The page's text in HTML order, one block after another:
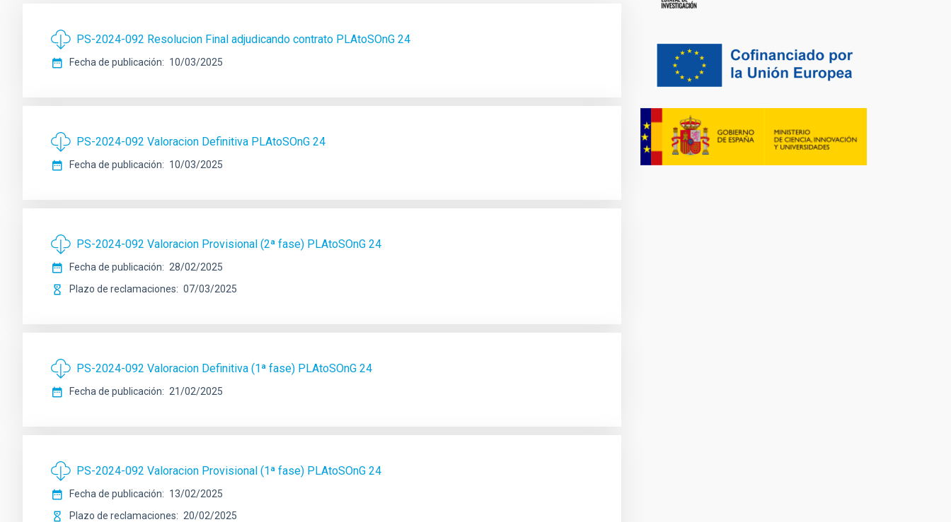
PS-2024-092 Resolucion Final adjudicando contrato PLAtoSOnG 24
Fecha de publicación 10/03/2025
PS-2024-092 Valoracion Definitiva PLAtoSOnG 24
Fecha de publicación 10/03/2025
PS-2024-092 Valoracion Provisional (2ª fase) PLAtoSOnG 24
Fecha de publicación
28/02/2025
Plazo de reclamaciones
07/03/2025
PS-2024-092 Valoracion Definitiva (1ª fase) PLAtoSOnG 24
Fecha de publicación 21/02/2025
PS-2024-092 Valoracion Provisional (1ª fase) PLAtoSOnG 24
Fecha de publicación
13/02/2025
Plazo de reclamaciones
20/02/2025